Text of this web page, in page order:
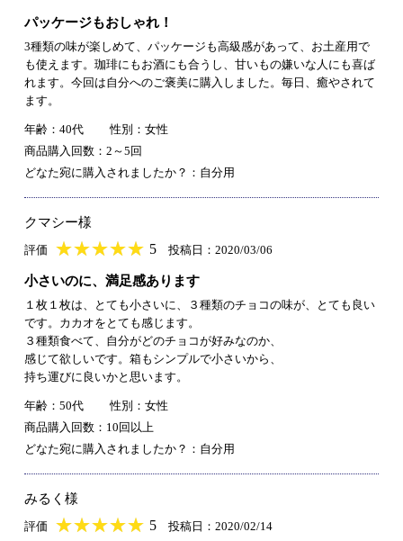
パッケージもおしゃれ！
3種類の味が楽しめて、パッケージも高級感があって、お土産用で
も使えます。珈琲にもお酒にも合うし、甘いもの嫌いな人にも喜ば
れます。今回は自分へのご褒美に購入しました。毎日、癒やされて
ます。
年齢：40代
性別：女性
商品購入回数：2～5回
どなた宛に購入されましたか？：自分用
クマシー様
評価 ★★★★★
★★★★★ 5 投稿日：2020/03/06
小さいのに、満足感あります
１枚１枚は、とても小さいに、３種類のチョコの味が、とても良い
です。カカオをとても感じます。
３種類食べて、自分がどのチョコが好みなのか、
感じて欲しいです。箱もシンプルで小さいから、
持ち運びに良いかと思います。
年齢：50代
性別：女性
商品購入回数：10回以上
どなた宛に購入されましたか？：自分用
みるく様
評価 ★★★★★
★★★★★ 5 投稿日：2020/02/14